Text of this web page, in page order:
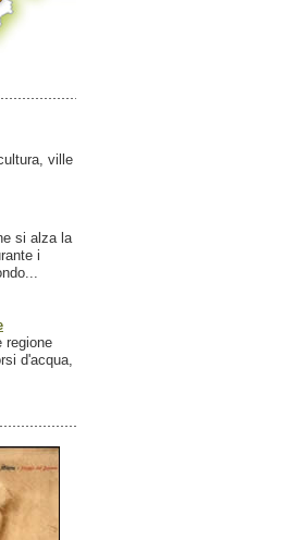
ville
si alza la
i
regione
d'acqua,